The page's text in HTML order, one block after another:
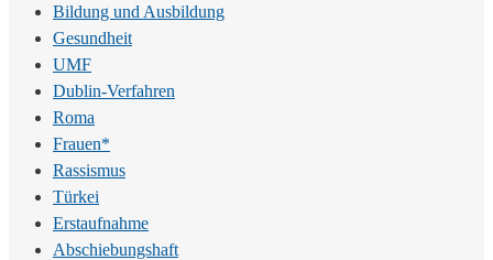
Bildung und Ausbildung
Gesundheit
UMF
Dublin-Verfahren
Roma
Frauen*
Rassismus
Türkei
Erstaufnahme
Abschiebungshaft